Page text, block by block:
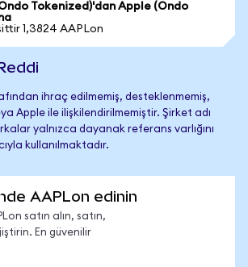
Tokenized)'dan Apple (Ondo
1,3824 AAPLon
ihraç edilmemiş, desteklenmemiş,
Apple ile ilişkilendirilmemiştir. Şirket adı
yalnızca dayanak referans varlığını
kullanılmaktadır.
AAPLon edinin
satın alın, satın,
En güvenilir